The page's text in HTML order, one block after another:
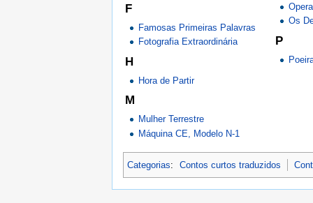
F
Famosas Primeiras Palavras
Fotografia Extraordinária
H
Hora de Partir
M
Mulher Terrestre
Máquina CE, Modelo N-1
Os
P
Categorias: Contos curtos traduzidos